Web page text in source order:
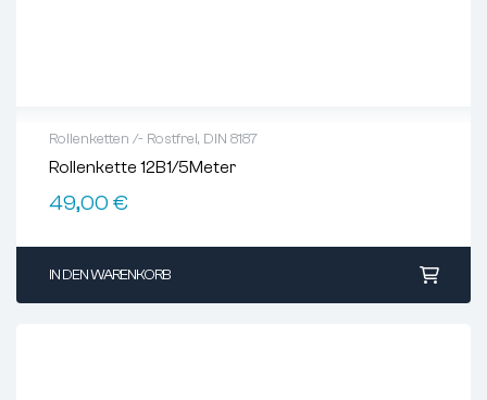
Rollenketten /- Rostfrei, DIN 8187
Rollenkette 12B1/5Meter
49,00 €
IN DEN WARENKORB